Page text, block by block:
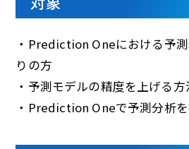
・Prediction Oneにおける予
りの方
・予測モデルの精度を上げる
・Prediction Oneで予測分析